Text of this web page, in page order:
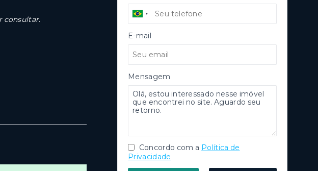
consultar.
E-mail
Mensagem
Concordo com a Política de
Privacidade